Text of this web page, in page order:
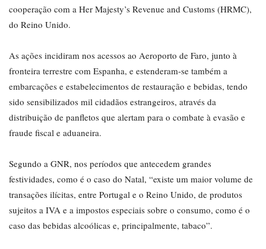
cooperação com a Her Majesty’s Revenue and Customs (HRMC),
do Reino Unido.
As ações incidiram nos acessos ao Aeroporto de Faro, junto à
fronteira terrestre com Espanha, e estenderam-se também a
embarcações e estabelecimentos de restauração e bebidas, tendo
sido sensibilizados mil cidadãos estrangeiros, através da
distribuição de panfletos que alertam para o combate à evasão e
fraude fiscal e aduaneira.
Segundo a GNR, nos períodos que antecedem grandes
festividades, como é o caso do Natal, “existe um maior volume de
transações ilícitas, entre Portugal e o Reino Unido, de produtos
sujeitos a IVA e a impostos especiais sobre o consumo, como é o
caso das bebidas alcoólicas e, principalmente, tabaco”.